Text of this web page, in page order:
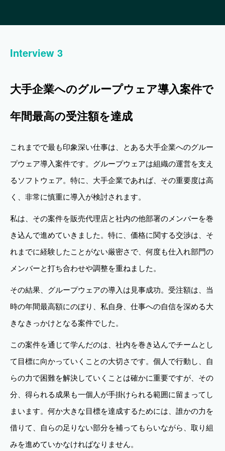
Interview 3
大手企業へのグループウェア導入案件で
年間最高の受注額を達成
これまでで最も印象深い仕事は、とある大手企業へのグルー
プウェア導入案件です。グループウェアは組織の運営を支え
るソフトウェア。特に、大手企業であれば、その重要度は高
く、非常に慎重に導入が検討されます。
私は、その案件を販売代理店と社内の他部署のメンバーを巻
き込んで進めていきました。特に、価格に関する交渉は、そ
れまでに経験したことがない厳密さで、何度も仕入れ部門の
メンバーと打ち合わせや調整を重ねました。
その結果、グループウェアの導入は見事成功。受注額は、当
時の年間最高額にのぼり、私自身、仕事への自信を深める大
きなきっかけとなる案件でした。
この案件を通じて学んだのは、社内を巻き込んでチームとし
て目標に向かっていくことの大切さです。個人で行動し、自
らの力で困難を解決していくことは確かに重要ですが、その
分、得られる成果も一個人が手掛けられる範囲に留まってし
まいます。何か大きな目標を達成するためには、誰かの力を
借りて、自らの足りない部分を補ってもらいながら、取り組
みを進めていかなければなりません。